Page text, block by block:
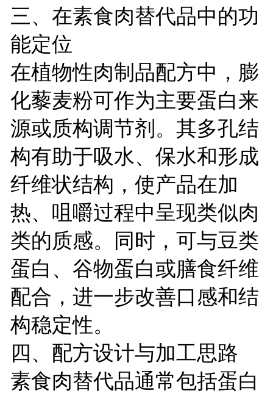
三、在素食肉替代品中的功
能定位
在植物性肉制品配方中，膨
化藜麦粉可作为主要蛋白来
源或质构调节剂。其多孔结
构有助于吸水、保水和形成
纤维状结构，使产品在加
热、咀嚼过程中呈现类似肉
类的质感。同时，可与豆类
蛋白、谷物蛋白或膳食纤维
配合，进一步改善口感和结
构稳定性。
四、配方设计与加工思路
素食肉替代品通常包括蛋白